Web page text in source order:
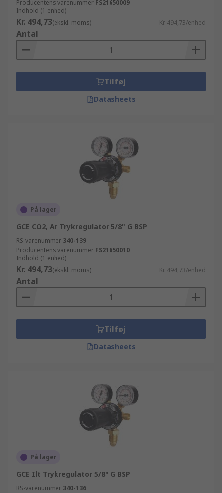
Producentens varenummer FS21650009
Indhold (1 enhed)
Kr. 494,73(ekskl. moms) Kr. 494,73/enhed
Antal
Tilføj
Datasheets
På lager
GCE CO2, Ar Trykregulator 5/8" G BSP
RS-varenummer 340-139
Producentens varenummer FS21650010
Indhold (1 enhed)
Kr. 494,73(ekskl. moms) Kr. 494,73/enhed
Antal
Tilføj
Datasheets
På lager
GCE Ilt Trykregulator 5/8" G BSP
RS-varenummer 340-136